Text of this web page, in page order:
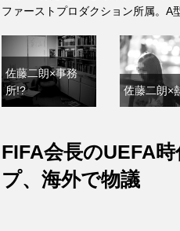
ファーストプロダクション所属。A
佐藤二朗×事務
所!?
佐藤二朗×
FIFA会長のUEFA
プ、海外で物議